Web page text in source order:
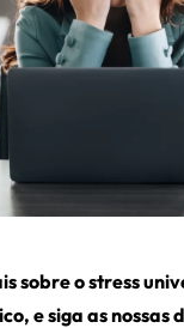
sobre o stress
e siga as nossas